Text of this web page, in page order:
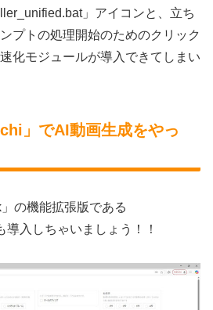
」アイコンと、立ち
プトの処理開始のためのクリック
化モジュールが導入できてしまい
」でAI動画生成をやっ
の機能拡張版である
導入しちゃいましょう！！